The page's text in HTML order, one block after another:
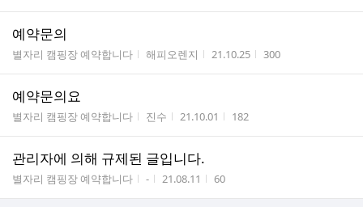
예약문의
게시판명
별자리 캠핑장 예약합니다 작성자
해피오렌지 작성시간
21.10.25 조회수
300
예약문의요
게시판명
별자리 캠핑장 예약합니다 작성자
진수 작성시간
21.10.01 조회수
182
관리자에 의해 규제된 글입니다.
게시판명
별자리 캠핑장 예약합니다 작성자
- 작성시간
21.08.11 조회수
60